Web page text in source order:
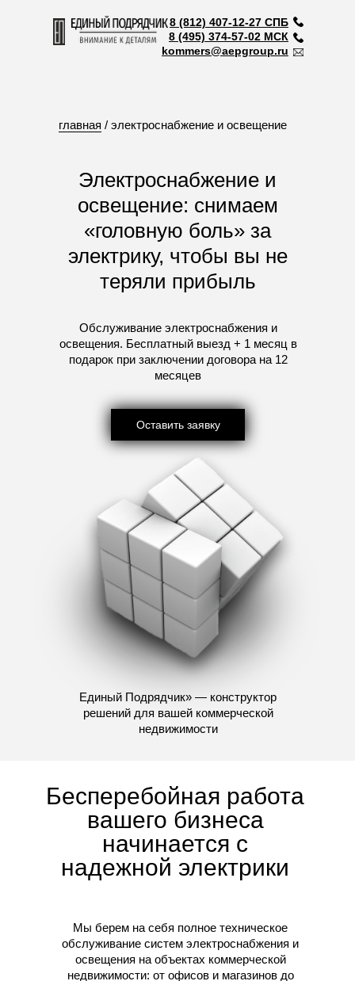
8 (812) 407-12-27 СПБ
8 (495) 374-57-02 МСК
kommers@aepgroup.ru
Электроснабжение и
освещение: снимаем
«головную боль» за
электрику, чтобы вы не
теряли прибыль
Обслуживание электроснабжения и
освещения. Бесплатный выезд + 1 месяц в
подарок при заключении договора на 12
месяцев
Единый Подрядчик» — конструктор
решений для вашей коммерческой
недвижимости
главная / электроснабжение и освещение
Оставить заявку
Мы берем на себя полное техническое
обслуживание систем электроснабжения и
освещения на объектах коммерческой
недвижимости: от офисов и магазинов до
Бесперебойная работа
вашего бизнеса
начинается с
надежной электрики